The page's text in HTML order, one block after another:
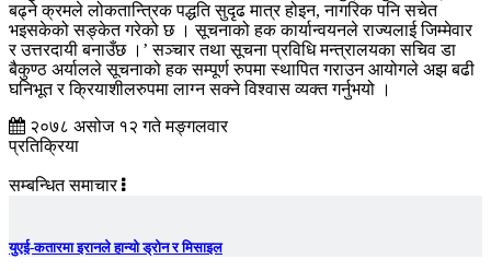
बढ्ने क्रमले लोकतान्त्रिक पद्धति सुदृढ मात्र होइन, नागरिक पनि सचेत
भइसकेको सङ्केत गरेको छ । सूचनाको हक कार्यान्वयनले राज्यलाई जिम्मेवार
र उत्तरदायी बनाउँछ ।’ सञ्चार तथा सूचना प्रविधि मन्त्रालयका सचिव डा
बैकुण्ठ अर्यालले सूचनाको हक सम्पूर्ण रुपमा स्थापित गराउन आयोगले अझ बढी
घनिभूत र क्रियाशीलरुपमा लाग्न सक्ने विश्वास व्यक्त गर्नुभयो ।
२०७८ असोज १२ गते मङ्गलवार
प्रतिक्रिया
सम्बन्धित समाचार
युएई-कतारमा इरानले हान्यो ड्रोन र मिसाइल